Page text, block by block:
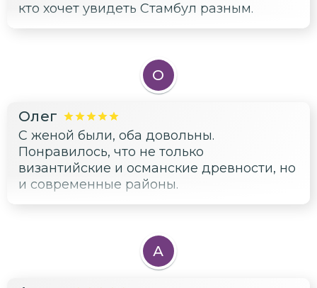
кто хочет увидеть Стамбул разным.
О
Олег
С женой были, оба довольны.
Понравилось, что не только
византийские и османские древности, но
и современные районы.
А